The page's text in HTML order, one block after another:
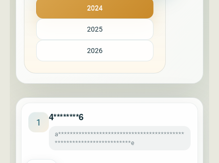
2024
2025
2026
1 4********6
a*******************************************
**************************e